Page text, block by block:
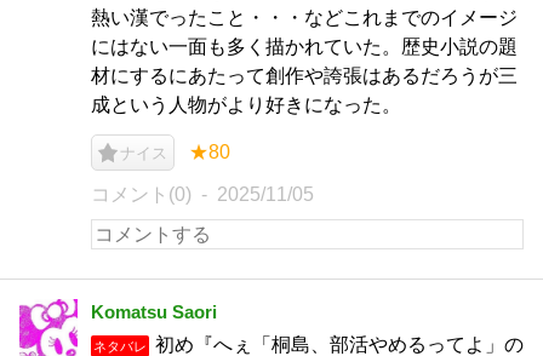
熱い漢でったこと・・・などこれまでのイメージ
にはない一面も多く描かれていた。歴史小説の題
材にするにあたって創作や誇張はあるだろうが三
成という人物がより好きになった。
ナイス ★80
コメント(0) 2025/11/05
Komatsu Saori
ネタバレ
初め『へぇ「桐島、部活やめるってよ」の